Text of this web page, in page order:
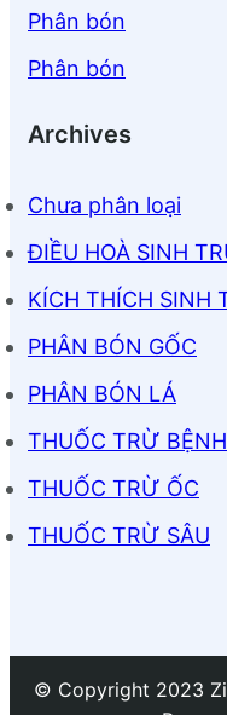
Phân bón
Phân bón
Archives
Chưa phân loại
ĐIỀU HOÀ SINH
KÍCH THÍCH SINH
PHÂN BÓN GỐC
PHÂN BÓN LÁ
THUỐC TRỪ BỆNH
THUỐC TRỪ ỐC
THUỐC TRỪ SÂU
© Copyright 2023